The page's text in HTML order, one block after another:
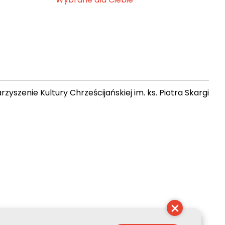
Kultury Chrześcijańskiej im. ks. Piotra Skargi
×